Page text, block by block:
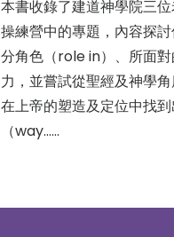
本書收錄了建道神學院三
操練營中的專題，內容探
分角色（role in）、所面
力，並嘗試從聖經及神學
在上帝的塑造及定位中找
（way……